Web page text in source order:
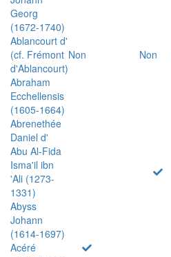
Georg
(1672-1740)
Ablancourt d'
(cf. Frémont
d'Ablancourt)
Non Non
Abraham
Ecchellensis
(1605-1664)
Abrenethée
Daniel d'
Abu Al-Fida
Isma'il ibn
'Ali (1273-
1331)
Abyss
Johann
(1614-1697)
Acéré